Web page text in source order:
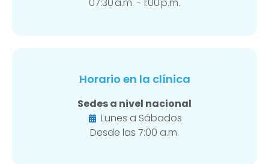
07:30 a.m. - 1:00 p.m.
Horario en la clínica
Sedes a nivel nacional
Lunes a Sábados
Desde las 7:00 a.m.